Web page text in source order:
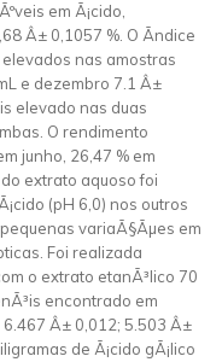
em Ã¡cido,
Â± 0,1057 %. O Ã­ndice
nas amostras
e dezembro 7.1 Â±
elevado nas duas
O rendimento
junho, 26,47 % em
extrato aquoso foi
(pH 6,0) nos outros
variaÃ§Ãµes em
Foi realizada
o extrato etanÃ³lico 70
encontrado em
Â± 0,012; 5.503 Â±
de Ã¡cido gÃ¡lico